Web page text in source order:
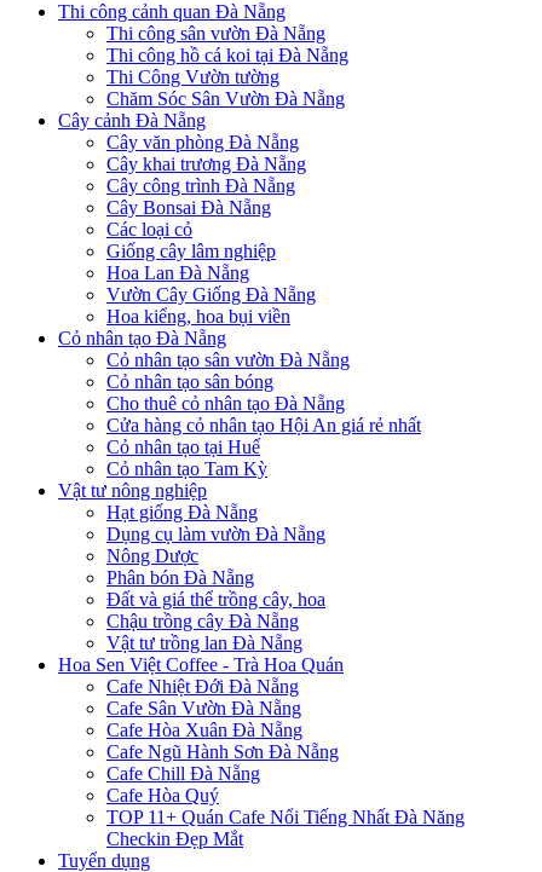
Thi công cảnh quan Đà Nẵng
Thi công sân vườn Đà Nẵng
Thi công hồ cá koi tại Đà Nẵng
Thi Công Vườn tường
Chăm Sóc Sân Vườn Đà Nẵng
Cây cảnh Đà Nẵng
Cây văn phòng Đà Nẵng
Cây khai trương Đà Nẵng
Cây công trình Đà Nẵng
Cây Bonsai Đà Nẵng
Các loại cỏ
Giống cây lâm nghiệp
Hoa Lan Đà Nẵng
Vườn Cây Giống Đà Nẵng
Hoa kiểng, hoa bụi viền
Cỏ nhân tạo Đà Nẵng
Cỏ nhân tạo sân vườn Đà Nẵng
Cỏ nhân tạo sân bóng
Cho thuê cỏ nhân tạo Đà Nẵng
Cửa hàng cỏ nhân tạo Hội An giá rẻ nhất
Cỏ nhân tạo tại Huế
Cỏ nhân tạo Tam Kỳ
Vật tư nông nghiệp
Hạt giống Đà Nẵng
Dụng cụ làm vườn Đà Nẵng
Nông Dược
Phân bón Đà Nẵng
Đất và giá thể trồng cây, hoa
Chậu trồng cây Đà Nẵng
Vật tư trồng lan Đà Nẵng
Hoa Sen Việt Coffee - Trà Hoa Quán
Cafe Nhiệt Đới Đà Nẵng
Cafe Sân Vườn Đà Nẵng
Cafe Hòa Xuân Đà Nẵng
Cafe Ngũ Hành Sơn Đà Nẵng
Cafe Chill Đà Nẵng
Cafe Hòa Quý
TOP 11+ Quán Cafe Nổi Tiếng Nhất Đà Năng
Checkin Đẹp Mắt
Tuyển dụng